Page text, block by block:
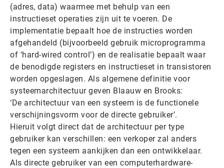
(adres, data) waarmee met behulp van een
instructieset operaties zijn uit te voeren. De
implementatie bepaalt hoe de instructies worden
afgehandeld (bijvoorbeeld gebruik microprogramma
of ‘hard-wired control’) en de realisatie bepaalt waar
de benodigde registers en instructieset in transistoren
worden opgeslagen. Als algemene definitie voor
systeemarchitectuur geven Blaauw en Brooks:
‘De architectuur van een systeem is de functionele
verschijningsvorm voor de directe gebruiker’.
Hieruit volgt direct dat de architectuur per type
gebruiker kan verschillen: een verkoper zal anders
tegen een systeem aankijken dan een ontwikkelaar.
Als directe gebruiker van een computerhardware-